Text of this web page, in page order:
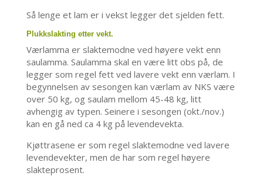
Så lenge et lam er i vekst legger det sjelden fett.
Plukkslakting etter vekt.
Værlamma er slaktemodne ved høyere vekt enn
saulamma. Saulamma skal en være litt obs på, de
legger som regel fett ved lavere vekt enn værlam. I
begynnelsen av sesongen kan værlam av NKS være
over 50 kg, og saulam mellom 45-48 kg, litt
avhengig av typen. Seinere i sesongen (okt./nov.)
kan en gå ned ca 4 kg på levendevekta.
Kjøttrasene er som regel slaktemodne ved lavere
levendevekter, men de har som regel høyere
slakteprosent.